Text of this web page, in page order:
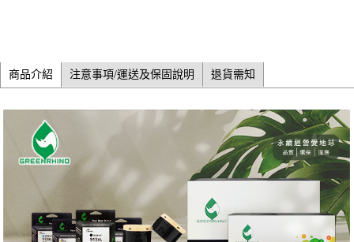
商品介紹 注意事項/運送及保固說明 退貨需知